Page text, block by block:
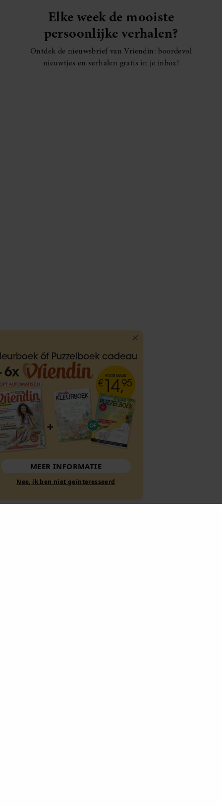
Elke week de mooiste
persoonlijke verhalen?
Ontdek de nieuwsbrief van Vriendin: boordevol
nieuwtjes en verhalen gratis in je inbox!
MEER INFORMATIE
Nee, ik ben niet geïnteresseerd